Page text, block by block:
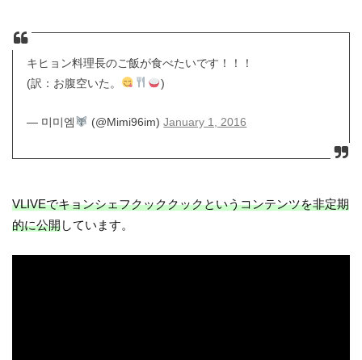
キヒョン料理長のご飯が食べたいです！！！
(訳：お腹空いた。
)
— 미미엠 (@Mimi96im)January 1, 2016
VLIVEでキョンシェフクッククックというコンテンツを非定期
的に公開しています。